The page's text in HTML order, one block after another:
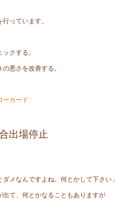
っています。
クする。
悪さを改善する。
カード
出場停止
メなんですよね。何とかして下さい」
て、何とかなることもありますが